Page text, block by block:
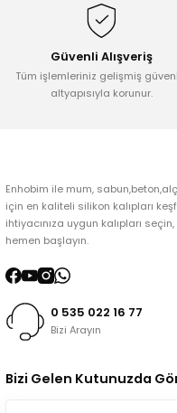
Güvenli Alışveriş
Tüm işlemleriniz gelişmiş
altyapısıyla korunur.
Enhobim ile mum,
için en kaliteli silikon kalıpları
ihtiyacınıza uygun kalıpları seçin,
hemen başlayın.
0 535 022 16 77
Bizi Arayın
Bizi Gelen Kutunuzda